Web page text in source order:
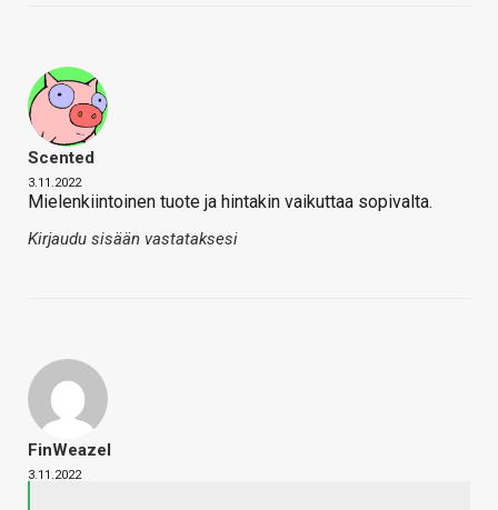
Scented
3.11.2022
Mielenkiintoinen tuote ja hintakin vaikuttaa sopivalta.
Kirjaudu sisään vastataksesi
FinWeazel
3.11.2022